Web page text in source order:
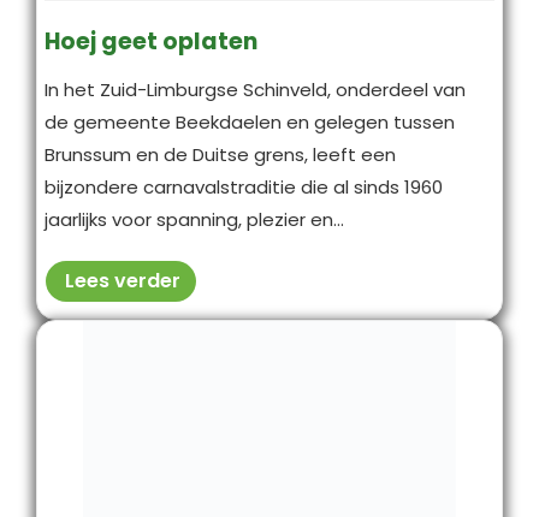
Hoej geet oplaten
In het Zuid-Limburgse Schinveld, onderdeel van
de gemeente Beekdaelen en gelegen tussen
Brunssum en de Duitse grens, leeft een
bijzondere carnavals­traditie die al sinds 1960
jaarlijks voor spanning, plezier en...
Lees verder